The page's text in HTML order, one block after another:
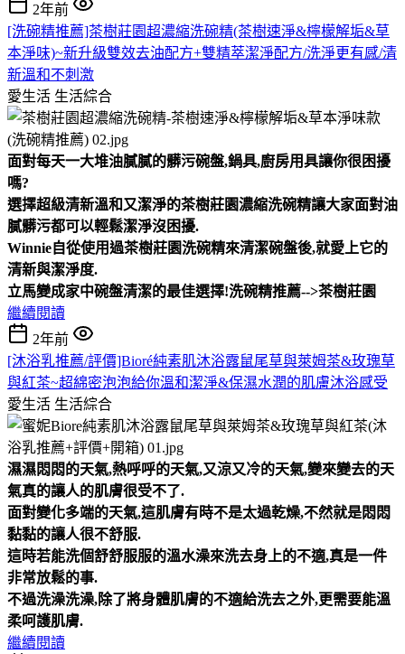
2年前
[洗碗精推薦]茶樹莊園超濃縮洗碗精(茶樹速淨&檸檬解垢&草
本淨味)~新升級雙效去油配方+雙精萃潔淨配方/洗淨更有感/清
新溫和不刺激
愛生活 生活綜合
面對每天一大堆油膩膩的髒污碗盤,鍋具,廚房用具讓你很困擾
嗎?
選擇超級清新溫和又潔淨的茶樹莊園濃縮洗碗精讓大家面對油
膩髒污都可以輕鬆潔淨沒困擾.
Winnie自從使用過茶樹莊園洗碗精來清潔碗盤後,就愛上它的
清新與潔淨度.
立馬變成家中碗盤清潔的最佳選擇!洗碗精推薦-->茶樹莊園
繼續閱讀
2年前
[沐浴乳推薦/評價]Bioré純素肌沐浴露鼠尾草與萊姆茶&玫瑰草
與紅茶~超綿密泡泡給你溫和潔淨&保濕水潤的肌膚沐浴感受
愛生活 生活綜合
濕濕悶悶的天氣,熱呼呼的天氣,又涼又冷的天氣,變來變去的天
氣真的讓人的肌膚很受不了.
面對變化多端的天氣,這肌膚有時不是太過乾燥,不然就是悶悶
黏黏的讓人很不舒服.
這時若能洗個舒舒服服的溫水澡來洗去身上的不適,真是一件
非常放鬆的事.
不過洗澡洗澡,除了將身體肌膚的不適給洗去之外,更需要能溫
柔呵護肌膚.
繼續閱讀